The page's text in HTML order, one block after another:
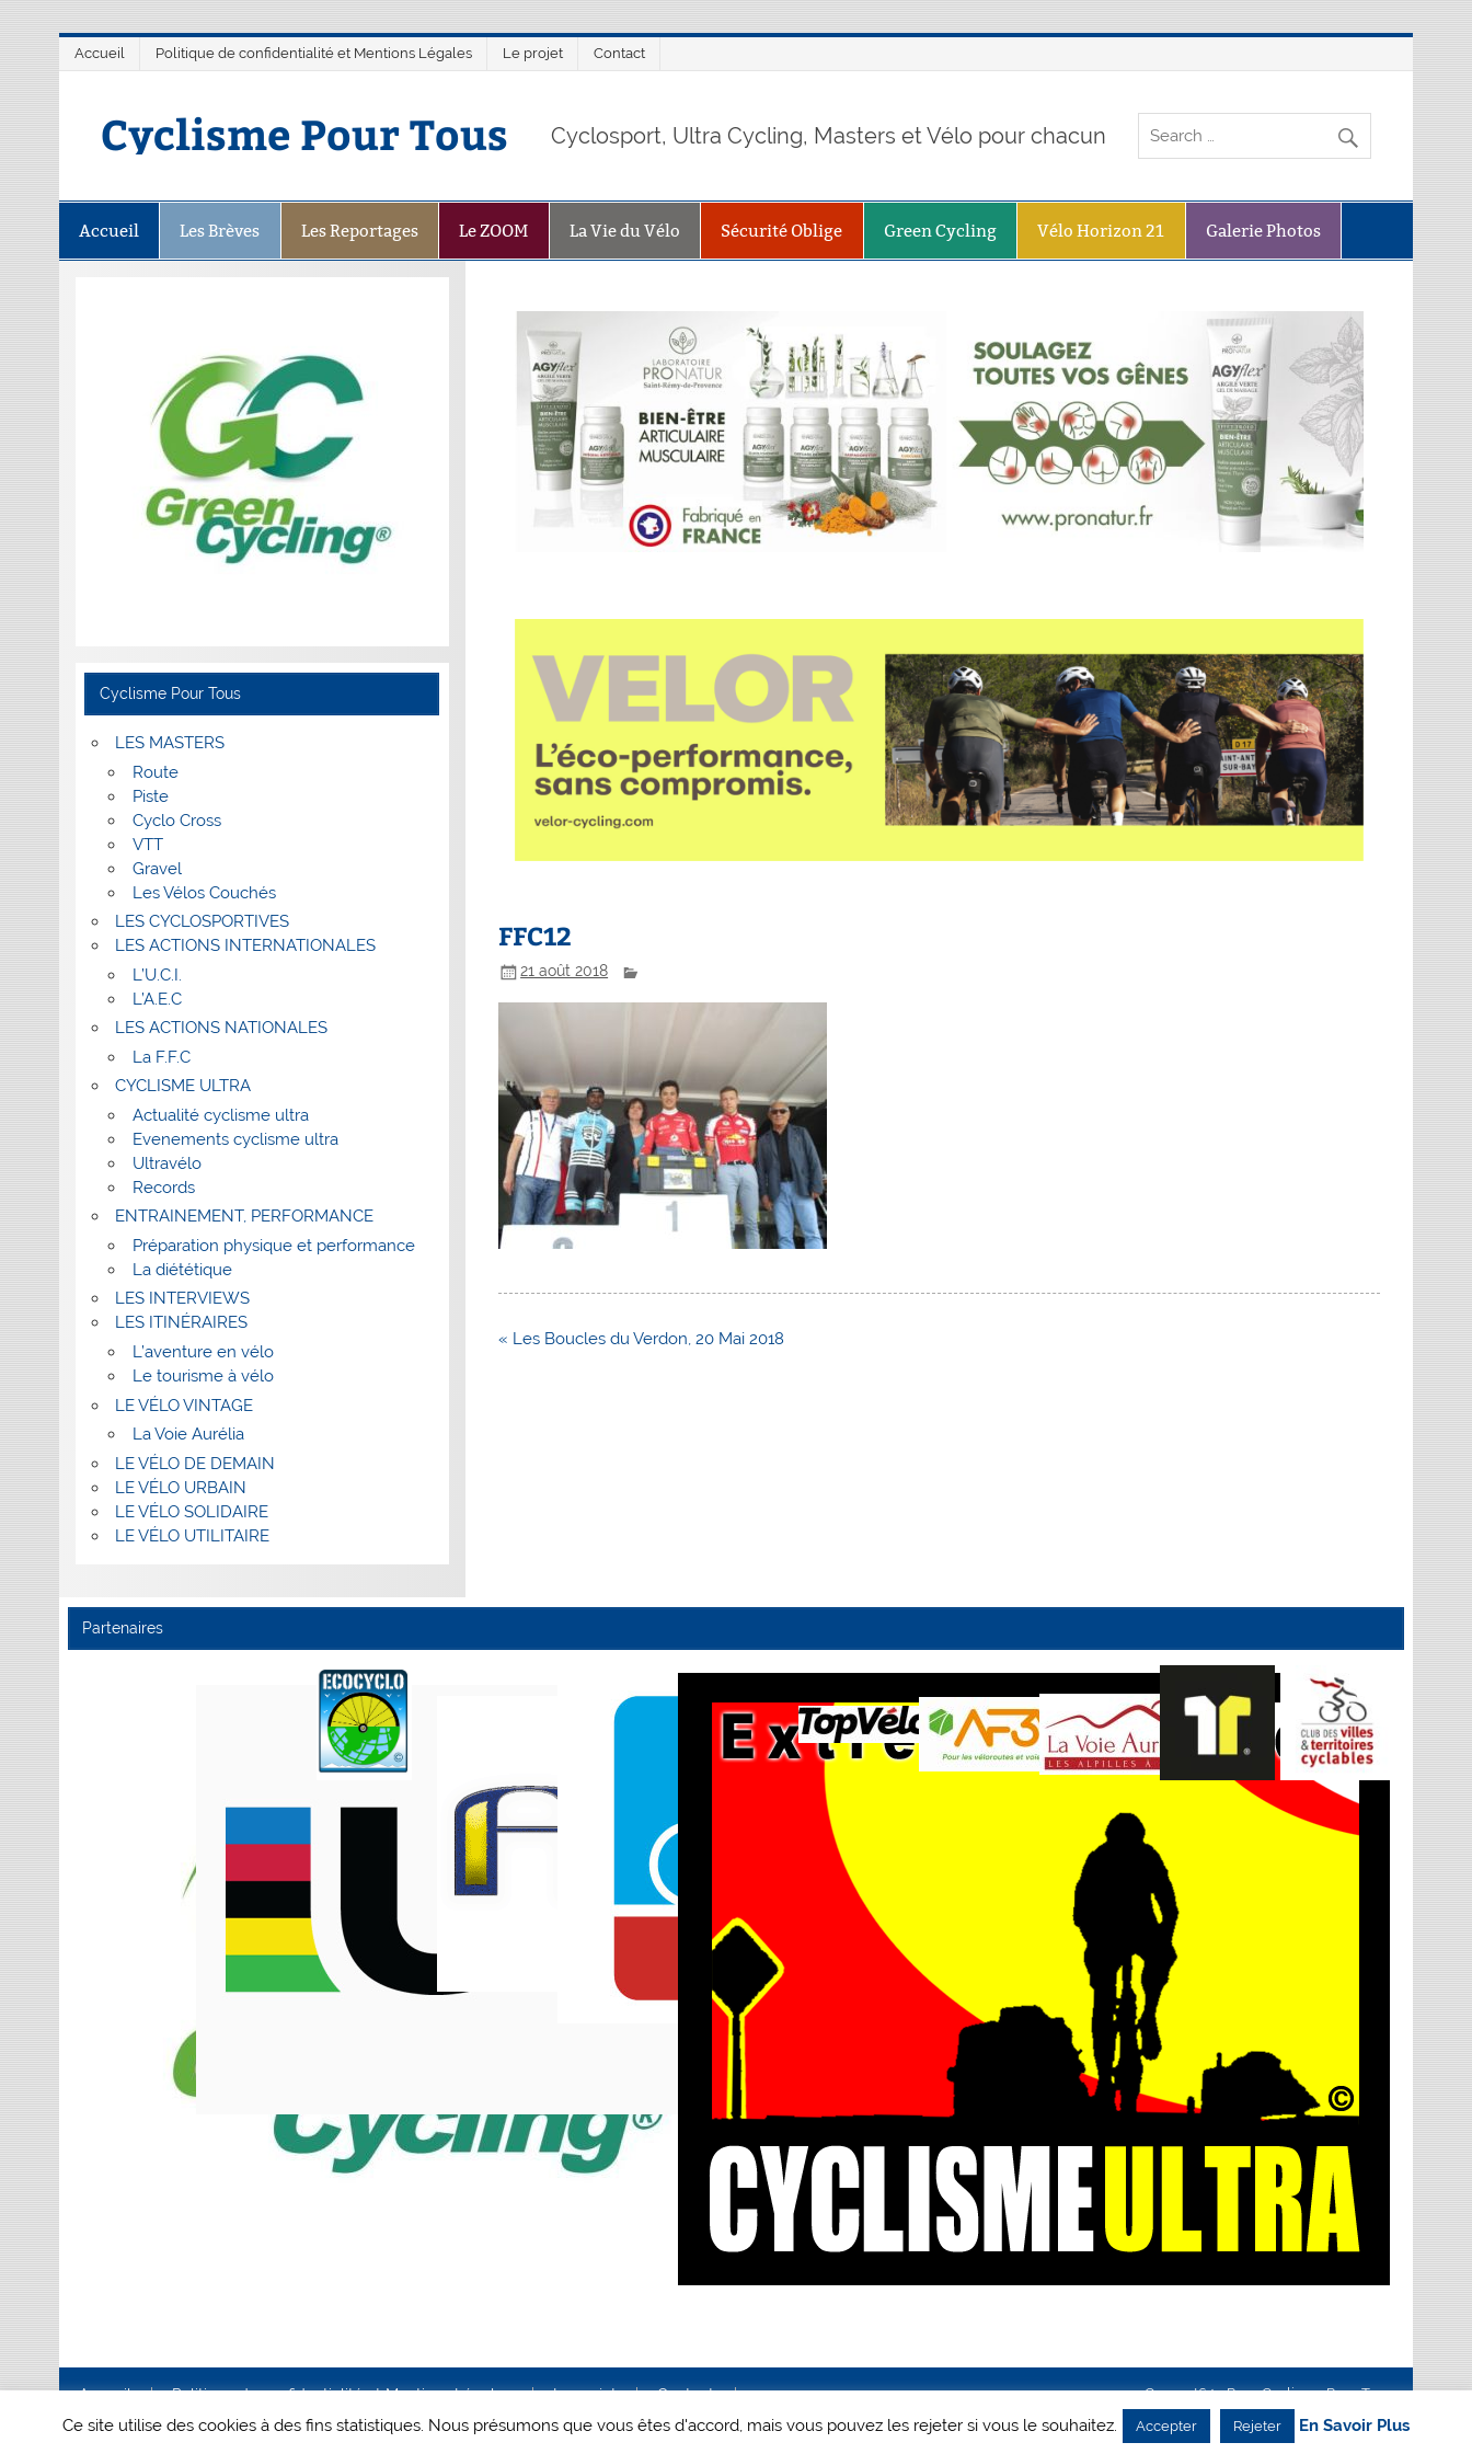
Accueil Politique de confidentialité et Mentions Légales Le projet Contact
Cyclisme Pour Tous Cyclosport, Ultra Cycling, Masters et Vélo pour chacun
Accueil Les Brèves Les Reportages Le ZOOM La Vie du Vélo Sécurité Oblige Green Cycling Vélo Horizon 21 Galerie Photos
FFC12
21 août 2018
Navigation
« Les Boucles du Verdon, 20 Mai 2018
Cyclisme Pour Tous
LES MASTERS
Route
Piste
Cyclo Cross
VTT
Gravel
Les Vélos Couchés
LES CYCLOSPORTIVES
LES ACTIONS INTERNATIONALES
L’U.C.I.
L’A.E.C
LES ACTIONS NATIONALES
La F.F.C
CYCLISME ULTRA
Actualité cyclisme ultra
Evenements cyclisme ultra
Ultravélo
Records
ENTRAINEMENT, PERFORMANCE
Préparation physique et performance
La diététique
LES INTERVIEWS
LES ITINÉRAIRES
L’aventure en vélo
Le tourisme à vélo
LE VÉLO VINTAGE
La Voie Aurélia
LE VÉLO DE DEMAIN
LE VÉLO URBAIN
LE VÉLO SOLIDAIRE
LE VÉLO UTILITAIRE
Partenaires
Accueil Politique de confidentialité et Mentions Légales Le projet Contact Creanet64- Pour Cyclisme Pour Tous
Ce site utilise des cookies à des fins statistiques. Nous présumons que vous êtes d'accord, mais vous pouvez les rejeter si vous le souhaitez. Accepter Rejeter En Savoir Plus